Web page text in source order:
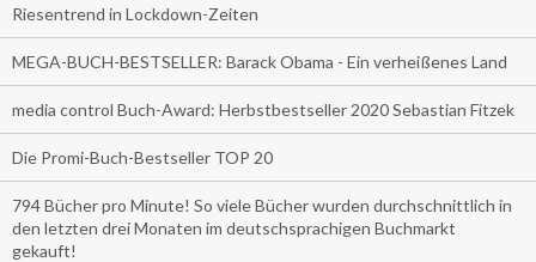
Riesentrend in Lockdown-Zeiten
MEGA-BUCH-BESTSELLER: Barack Obama - Ein verheißenes Land
media control Buch-Award: Herbstbestseller 2020 Sebastian Fitzek
Die Promi-Buch-Bestseller TOP 20
794 Bücher pro Minute! So viele Bücher wurden durchschnittlich in
den letzten drei Monaten im deutschsprachigen Buchmarkt
gekauft!